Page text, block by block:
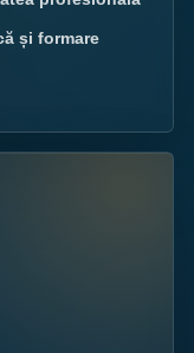
și formare